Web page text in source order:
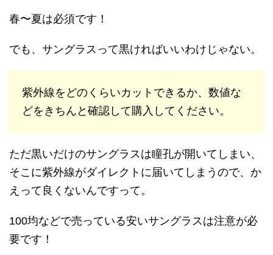
春〜夏は必須です！
でも、サングラスって黒ければいいわけじゃない。
紫外線をどのくらいカットできるか、数値な
どをきちんと確認して購入してください。
ただ黒いだけのサングラスは瞳孔が開いてしまい、
そこに紫外線がダイレクトに届いてしまうので、か
えって良くないんですって。
100均などで売っている安いサングラスは注意が必
要です！